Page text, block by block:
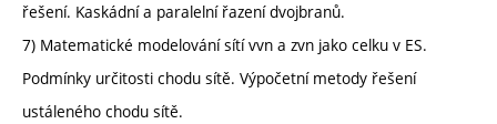
řešení. Kaskádní a paralelní řazení dvojbranů.
7) Matematické modelování sítí vvn a zvn jako celku v ES.
Podmínky určitosti chodu sítě. Výpočetní metody řešení
ustáleného chodu sítě.